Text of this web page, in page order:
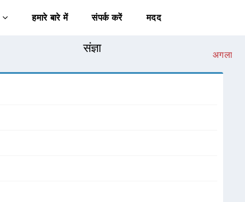
हमारे बारे में संपर्क करें मदद
संज्ञा
अगला